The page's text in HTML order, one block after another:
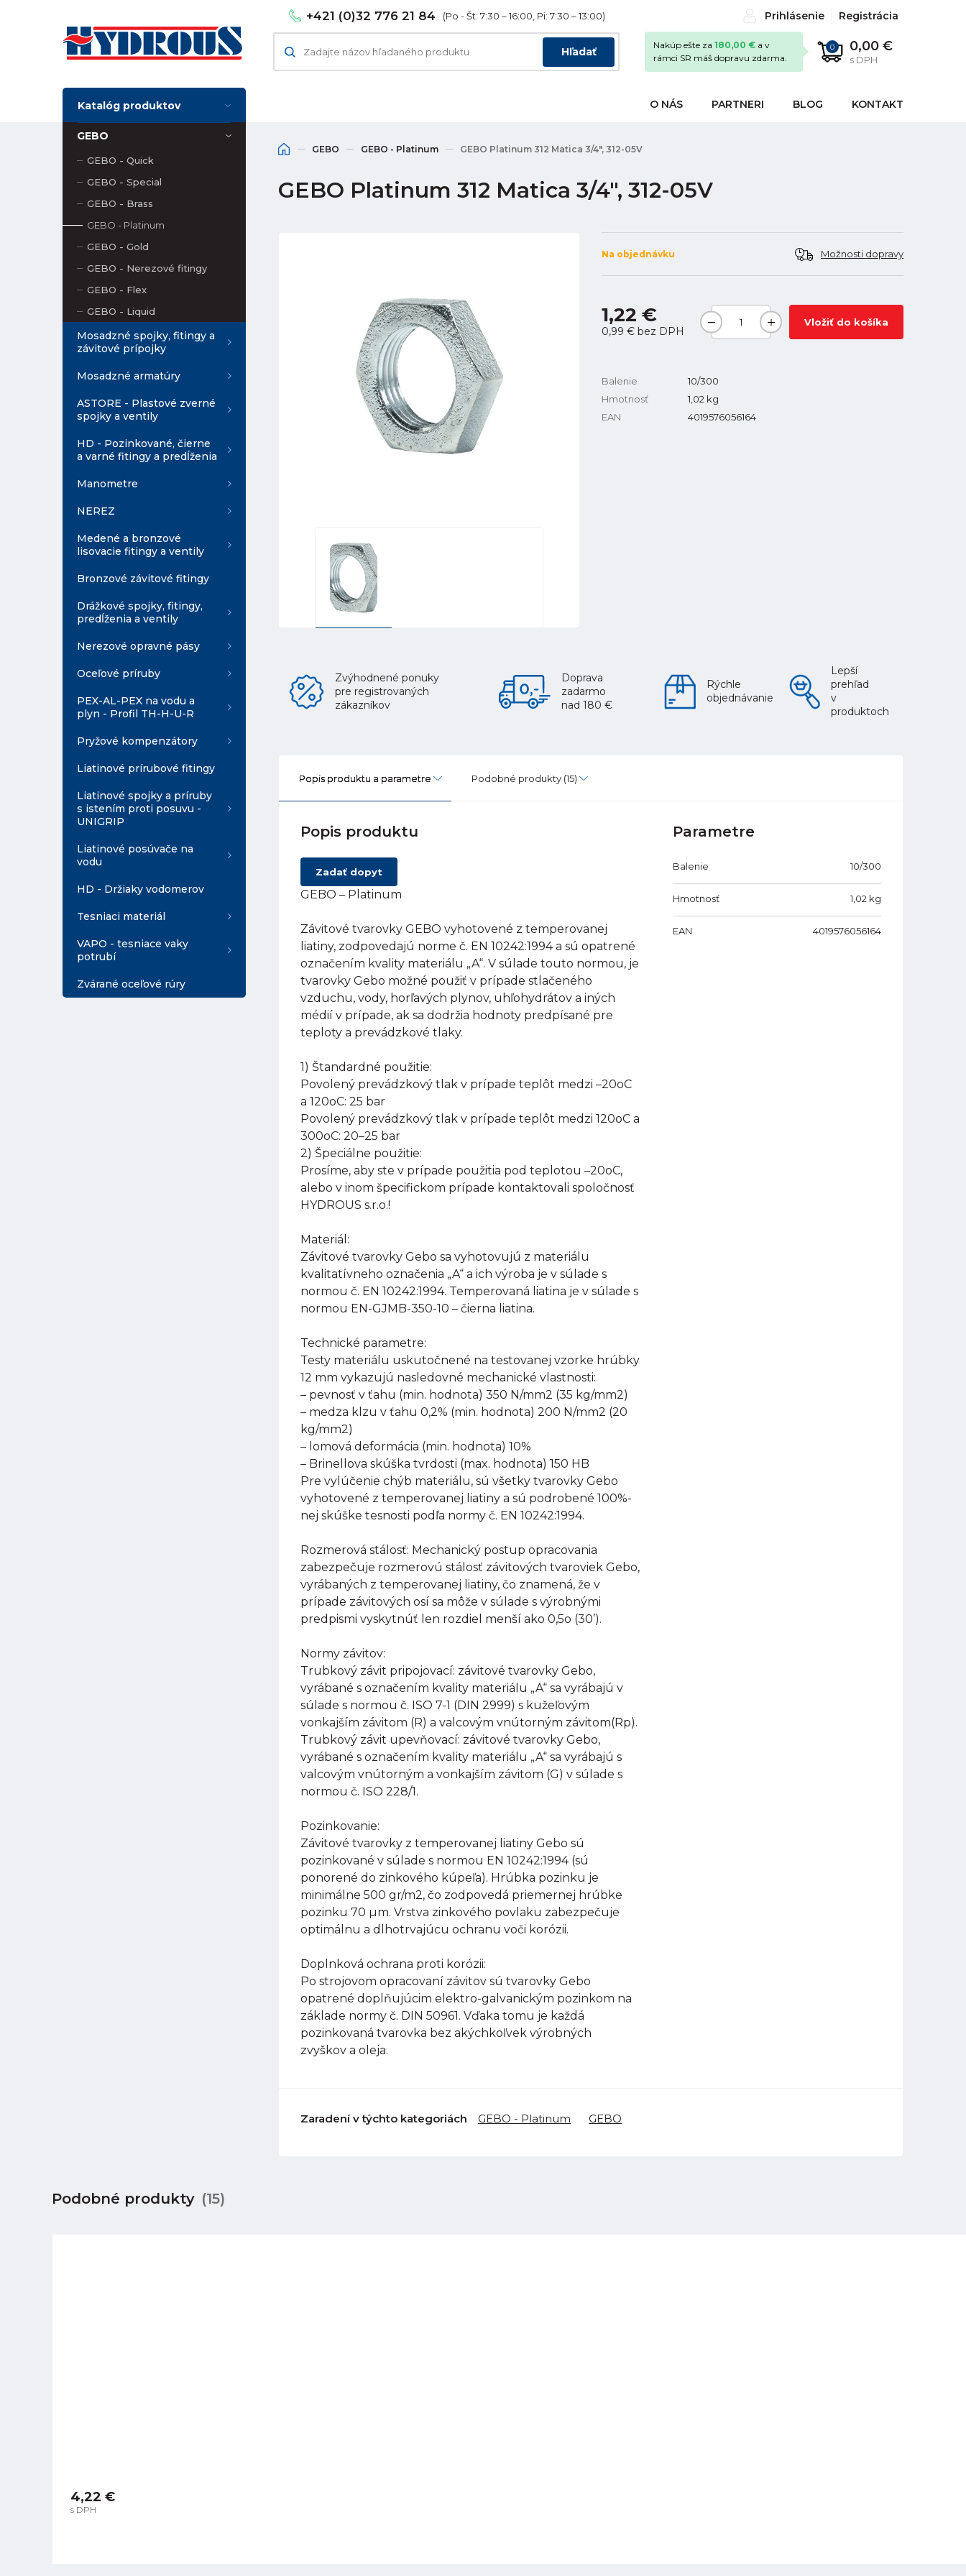
+421 (0)32 776 21 84 (Po - Št: 7:30 – 16:00, Pi: 7:30 – 13:00) Prihlásenie Registrácia
Hľadať 0 0,00 €
s DPH
Nakúp ešte za 180,00 € a v
rámci SR máš dopravu zdarma.
O NÁS PARTNERI BLOG KONTAKT
Katalóg produktov
GEBO
GEBO - Quick
GEBO - Special
GEBO - Brass
GEBO - Platinum
GEBO - Gold
GEBO - Nerezové fitingy
GEBO - Flex
GEBO - Liquid
Mosadzné spojky, fitingy a
závitové prípojky
Mosadzné armatúry
ASTORE - Plastové zverné
spojky a ventily
HD - Pozinkované, čierne
a varné fitingy a predĺženia
Manometre
NEREZ
Medené a bronzové
lisovacie fitingy a ventily
Bronzové závitové fitingy
Drážkové spojky, fitingy,
predĺženia a ventily
Nerezové opravné pásy
Oceľové príruby
PEX-AL-PEX na vodu a
plyn - Profil TH-H-U-R
Pryžové kompenzátory
Liatinové prírubové fitingy
Liatinové spojky a príruby
s istením proti posuvu -
UNIGRIP
Liatinové posúvače na
vodu
HD - Držiaky vodomerov
Tesniaci materiál
VAPO - tesniace vaky
potrubí
Zvárané oceľové rúry
GEBO GEBO - Platinum GEBO Platinum 312 Matica 3/4", 312-05V
GEBO Platinum 312 Matica 3/4", 312-05V
Na objednávku Možnosti dopravy
1,22 €
0,99 € bez DPH
Vložiť do košíka
Balenie
10/300
Hmotnosť
1,02 kg
EAN
4019576056164
Zvýhodnené ponuky
pre registrovaných
zákazníkov
Doprava
zadarmo
nad 180 €
Rýchle
objednávanie
Lepší
prehľad
v
produktoch
Popis produktu a parametre Podobné produkty (15)
Popis produktu
Zadať dopyt
GEBO – Platinum
Závitové tvarovky GEBO vyhotovené z temperovanej
liatiny, zodpovedajú norme č. EN 10242:1994 a sú opatrené
označením kvality materiálu „A“. V súlade touto normou, je
tvarovky Gebo možné použiť v prípade stlačeného
vzduchu, vody, horľavých plynov, uhľohydrátov a iných
médií v prípade, ak sa dodržia hodnoty predpísané pre
teploty a prevádzkové tlaky.
1) Štandardné použitie:
Povolený prevádzkový tlak v prípade teplôt medzi –20oC
a 120oC: 25 bar
Povolený prevádzkový tlak v prípade teplôt medzi 120oC a
300oC: 20–25 bar
2) Špeciálne použitie:
Prosíme, aby ste v prípade použitia pod teplotou –20oC,
alebo v inom špecifickom prípade kontaktovali spoločnosť
HYDROUS s.r.o.!
Materiál:
Závitové tvarovky Gebo sa vyhotovujú z materiálu
kvalitatívneho označenia „A“ a ich výroba je v súlade s
normou č. EN 10242:1994. Temperovaná liatina je v súlade s
normou EN-GJMB-350-10 – čierna liatina.
Technické parametre:
Testy materiálu uskutočnené na testovanej vzorke hrúbky
12 mm vykazujú nasledovné mechanické vlastnosti:
– pevnosť v ťahu (min. hodnota) 350 N/mm2 (35 kg/mm2)
– medza klzu v ťahu 0,2% (min. hodnota) 200 N/mm2 (20
kg/mm2)
– lomová deformácia (min. hodnota) 10%
– Brinellova skúška tvrdosti (max. hodnota) 150 HB
Pre vylúčenie chýb materiálu, sú všetky tvarovky Gebo
vyhotovené z temperovanej liatiny a sú podrobené 100%-
nej skúške tesnosti podľa normy č. EN 10242:1994.
Rozmerová stálosť: Mechanický postup opracovania
zabezpečuje rozmerovú stálosť závitových tvaroviek Gebo,
vyrábaných z temperovanej liatiny, čo znamená, že v
prípade závitových osí sa môže v súlade s výrobnými
predpismi vyskytnúť len rozdiel menší ako 0,5o (30’).
Normy závitov:
Trubkový závit pripojovací: závitové tvarovky Gebo,
vyrábané s označením kvality materiálu „A“ sa vyrábajú v
súlade s normou č. ISO 7-1 (DIN 2999) s kužeľovým
vonkajším závitom (R) a valcovým vnútorným závitom(Rp).
Trubkový závit upevňovací: závitové tvarovky Gebo,
vyrábané s označením kvality materiálu „A“ sa vyrábajú s
valcovým vnútorným a vonkajším závitom (G) v súlade s
normou č. ISO 228/1.
Pozinkovanie:
Závitové tvarovky z temperovanej liatiny Gebo sú
pozinkované v súlade s normou EN 10242:1994 (sú
ponorené do zinkového kúpeľa). Hrúbka pozinku je
minimálne 500 gr/m2, čo zodpovedá priemernej hrúbke
pozinku 70 µm. Vrstva zinkového povlaku zabezpečuje
optimálnu a dlhotrvajúcu ochranu voči korózii.
Doplnková ochrana proti korózii:
Po strojovom opracovaní závitov sú tvarovky Gebo
opatrené doplňujúcim elektro-galvanickým pozinkom na
základe normy č. DIN 50961. Vďaka tomu je každá
pozinkovaná tvarovka bez akýchkoľvek výrobných
zvyškov a oleja.
Parametre
Balenie 10/300
Hmotnosť 1,02 kg
EAN 4019576056164
Zaradení v týchto kategoriách GEBO - Platinum GEBO
Podobné produkty (15)
4,22 €
s DPH